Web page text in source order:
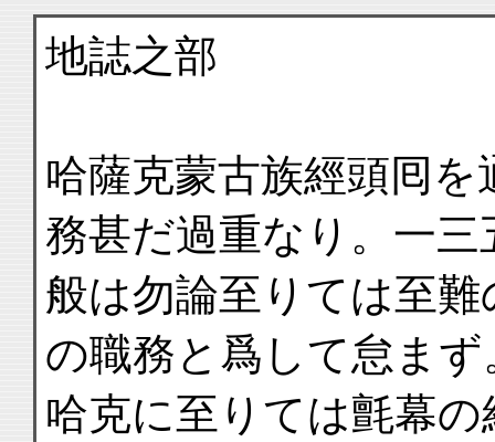
地誌之部
哈薩克蒙古族經頭囘
務甚だ過重なり。一三
般は勿論至りては至
の職務と爲して怠まず
哈克に至りては氈幕